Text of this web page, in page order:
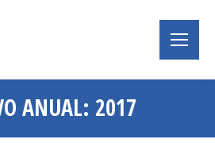
ANUAL: 2017
Você está aqui: